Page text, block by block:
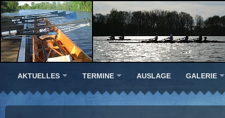
AKTUELLES TERMINE AUSLAGE GALERIE